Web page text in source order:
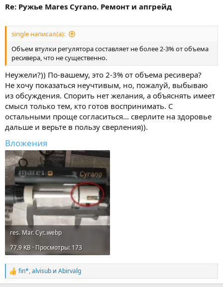
Re: Ружье Mares Cyrano. Ремонт и апгрейд
single написал(а):
Объем втулки регулятора составляет не более 2-3% от объема
ресивера, что не существенно.
Неужели?)) По-вашему, это 2-3% от объема ресивера?
Не хочу показаться неучтивым, но, пожалуй, выбываю
из обсуждения. Спорить нет желания, а объяснять имеет
смысл только тем, кто готов воспринимать. С
остальными проще согласиться... сверлите на здоровье
дальше и верьте в пользу сверления)).
Вложения
res. Mar. Cyr..webp
77.9 KB · Просмотры: 173
Р
е
fin*,alvisub и Abirvalg